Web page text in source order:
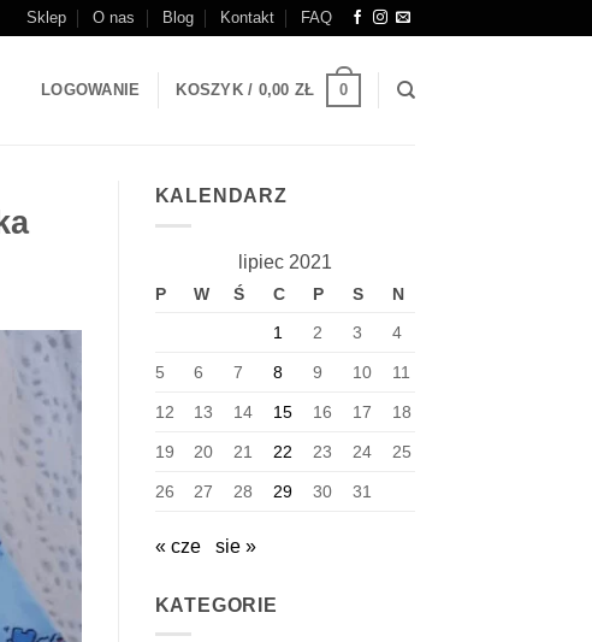
Sklep O nas Blog Kontakt FAQ
LOGOWANIE KOSZYK / 0,00 ZŁ 0
KALENDARZ
lipiec 2021
P W Ś C P S
N
1
2 3 4
5 6 7 8 9 10 11
12 13 14 15 16 17 18
19 20 21 22 23 24 25
26 27 28 29 30 31
« cze sie »
KATEGORIE